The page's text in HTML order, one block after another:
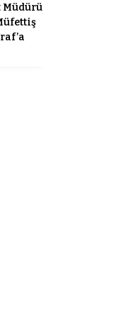
Müdürü